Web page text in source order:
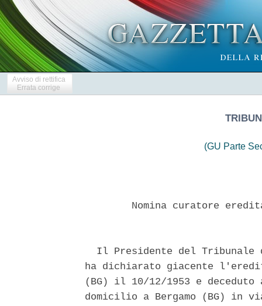
Avviso di rettifica
Errata corrige
(GU Parte
Nomina curatore
Il Presidente del Tribunale
ha dichiarato giacente
(BG) il 10/12/1953 e deceduto
domicilio a Bergamo (BG) in